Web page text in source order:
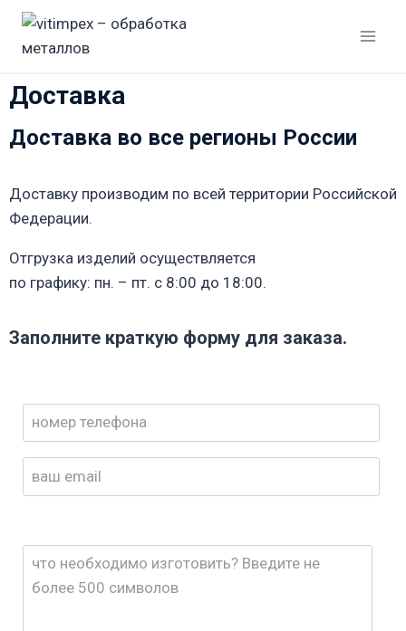
Доставка
Доставка во все регионы России
Доставку производим по всей территории Российской
Федерации.
Отгрузка изделий осуществляется
по графику: пн. – пт. с 8:00 до 18:00.
Заполните краткую форму для заказа.